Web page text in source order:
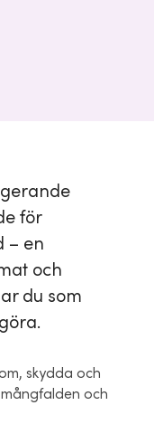
för
– en
och
du som
skydda och
och